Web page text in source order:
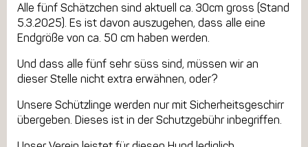
Alle fünf Schätzchen sind aktuell ca. 30cm gross (Stand
5.3.2025). Es ist davon auszugehen, dass alle eine
Endgröße von ca. 50 cm haben werden.
Und dass alle fünf sehr süss sind, müssen wir an
dieser Stelle nicht extra erwähnen, oder?
Unsere Schützlinge werden nur mit Sicherheitsgeschirr
übergeben. Dieses ist in der Schutzgebühr inbegriffen.